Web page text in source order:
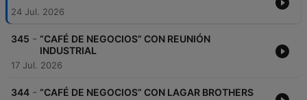
24 Jul. 2026
345 - “CAFÉ DE NEGOCIOS” CON REUNIÓN
INDUSTRIAL
17 Jul. 2026
344 - “CAFÉ DE NEGOCIOS” CON LAGAR BROTHERS